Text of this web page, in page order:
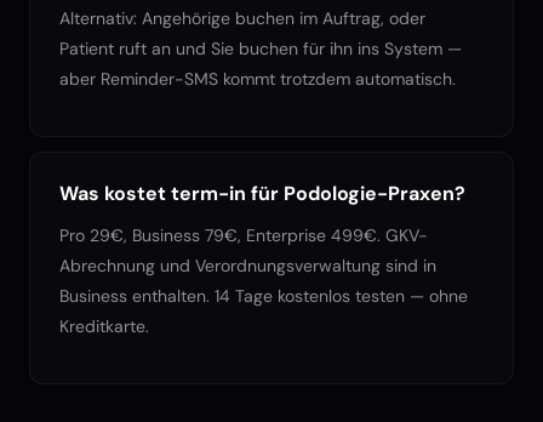
Alternativ: Angehörige buchen im Auftrag, oder
Patient ruft an und Sie buchen für ihn ins System —
aber Reminder-SMS kommt trotzdem automatisch.
Was kostet term-in für Podologie-Praxen?
Pro 29€, Business 79€, Enterprise 499€. GKV-
Abrechnung und Verordnungsverwaltung sind in
Business enthalten. 14 Tage kostenlos testen — ohne
Kreditkarte.